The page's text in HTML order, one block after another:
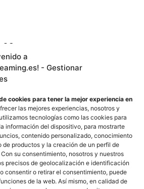
a
- Gestionar
cookies para tener la mejor experiencia en
las mejores experiencias, nosotros y
utilizamos tecnologías como las cookies para
información del dispositivo, para mostrarte
contenido personalizado, conocimiento
de productos y la creación de un perfil de
su consentimiento, nosotros y nuestros
precisos de geolocalización e identificación
consentir o retirar el consentimiento, puede
de la web. Así mismo, en calidad de
de Amazon, obtengo
aplicables.
propias y de terceros para
servicios y mostrarle
de Adsense, mediante el
de navegación.
configuración u obtener